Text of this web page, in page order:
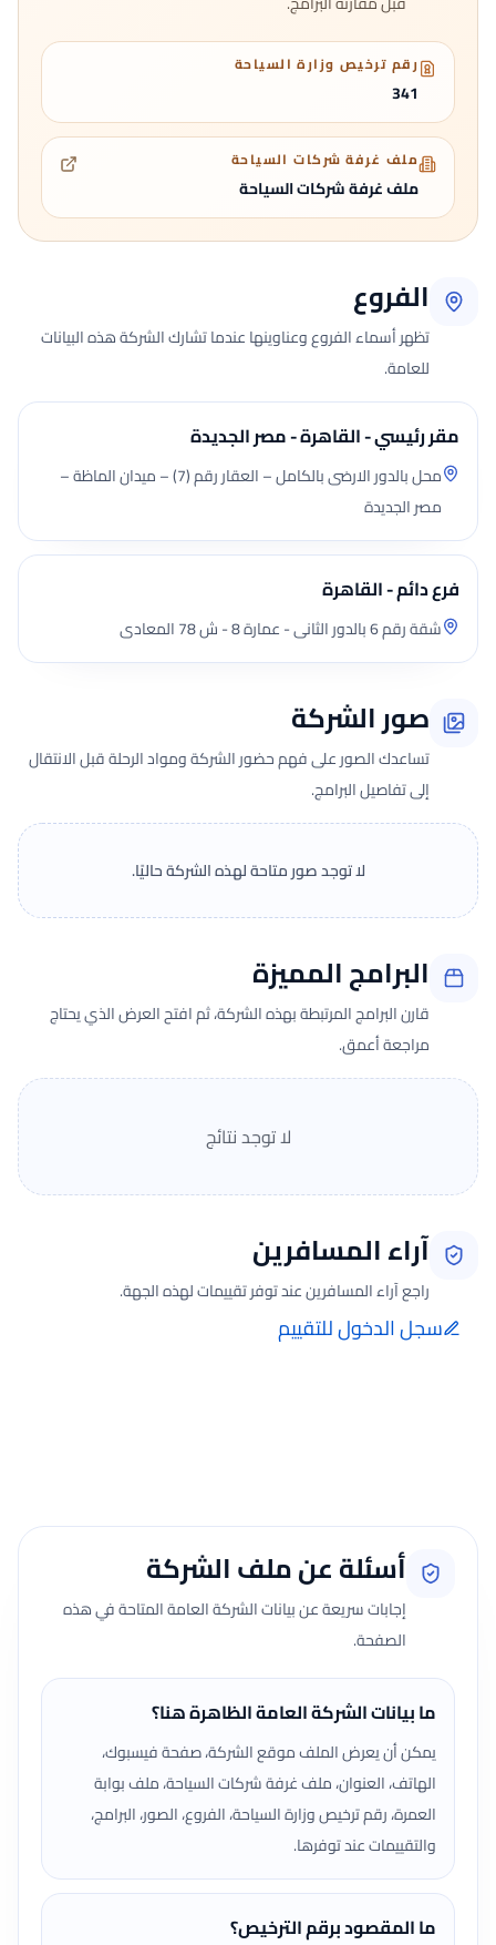
رقم ترخيص وزارة السياحة
341
ملف غرفة شركات السياحة
ملف غرفة شركات السياحة
الفروع
تظهر أسماء الفروع وعناوينها عندما تشارك الشركة هذه البيانات
للعامة.
مقر رئيسي - القاهرة - مصر الجديدة
محل بالدور الارضى بالكامل – العقار رقم (7) – ميدان الماظة –
مصر الجديدة
فرع دائم - القاهرة
شقة رقم 6 بالدور الثانى - عمارة 8 - ش 78 المعادى
صور الشركة
تساعدك الصور على فهم حضور الشركة ومواد الرحلة قبل الانتقال
إلى تفاصيل البرامج.
لا توجد صور متاحة لهذه الشركة حاليًا.
البرامج المميزة
قارن البرامج المرتبطة بهذه الشركة، ثم افتح العرض الذي يحتاج
مراجعة أعمق.
لا توجد نتائج
آراء المسافرين
راجع آراء المسافرين عند توفر تقييمات لهذه الجهة.
سجل الدخول للتقييم
أسئلة عن ملف الشركة
إجابات سريعة عن بيانات الشركة العامة المتاحة في هذه
الصفحة.
ما بيانات الشركة العامة الظاهرة هنا؟
يمكن أن يعرض الملف موقع الشركة، صفحة فيسبوك،
الهاتف، العنوان، ملف غرفة شركات السياحة، ملف بوابة
العمرة، رقم ترخيص وزارة السياحة، الفروع، الصور، البرامج،
والتقييمات عند توفرها.
ما المقصود برقم الترخيص؟